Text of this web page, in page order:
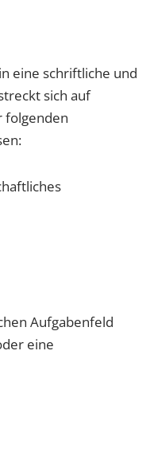
eine schriftliche und
sich auf
folgenden
Aufgabenfeld
eine